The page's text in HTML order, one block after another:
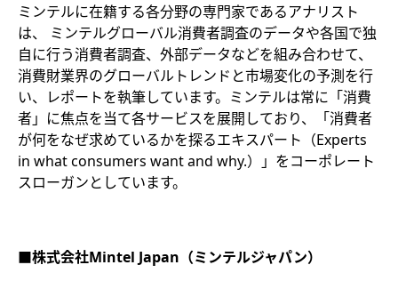
ミンテルに在籍する各分野の専門家であるアナリスト
は、 ミンテルグローバル消費者調査のデータや各国で独
自に行う消費者調査、外部データなどを組み合わせて、
消費財業界のグローバルトレンドと市場変化の予測を行
い、レポートを執筆しています。ミンテルは常に「消費
者」に焦点を当て各サービスを展開しており、「消費者
が何をなぜ求めているかを探るエキスパート（Experts
in what consumers want and why.）」をコーポレート
スローガンとしています。
■株式会社Mintel Japan（ミンテルジャパン）